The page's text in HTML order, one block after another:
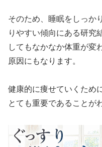
そのため、睡眠をしっか
りやすい傾向にある研究
してもなかなか体重が変
原因にもなります。
健康的に痩せていくため
とても重要であることが